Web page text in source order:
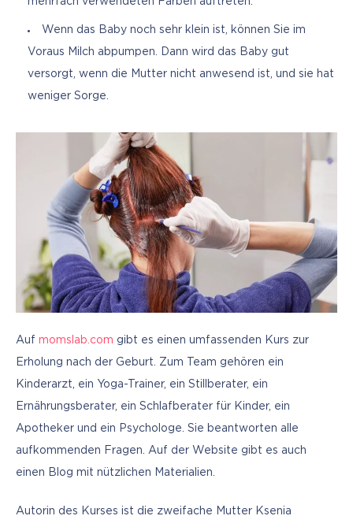
Wenn das Baby noch sehr klein ist, können Sie im
Voraus Milch abpumpen. Dann wird das Baby gut
versorgt, wenn die Mutter nicht anwesend ist, und sie hat
weniger Sorge.
Auf momslab.com gibt es einen umfassenden Kurs zur
Erholung nach der Geburt. Zum Team gehören ein
Kinderarzt, ein Yoga-Trainer, ein Stillberater, ein
Ernährungsberater, ein Schlafberater für Kinder, ein
Apotheker und ein Psychologe. Sie beantworten alle
aufkommenden Fragen. Auf der Website gibt es auch
einen Blog mit nützlichen Materialien.
Autorin des Kurses ist die zweifache Mutter Ksenia